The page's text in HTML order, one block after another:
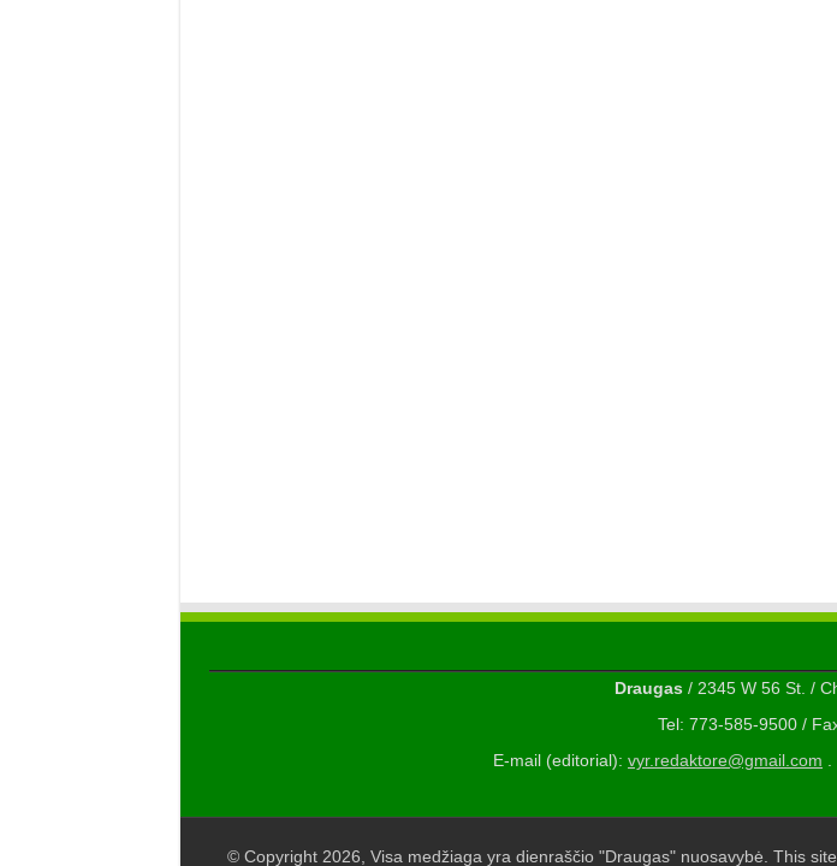
Draugas/ 2345 W 56 St. /
Tel: 773-585-9500 /
E-mail (editorial): vyr.redaktore@gmail.com
© Copyright 2026, Visa medžiaga yra dienraščio "Draugas" nuosavybė. This